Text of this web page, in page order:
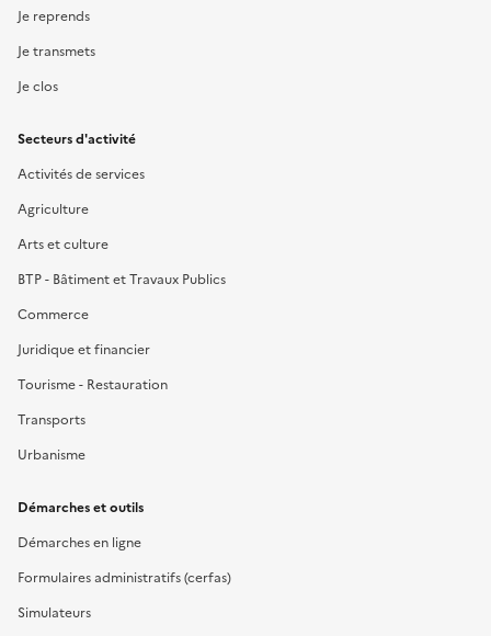
Je reprends
Je transmets
Je clos
Secteurs d'activité
Activités de services
Agriculture
Arts et culture
BTP - Bâtiment et Travaux Publics
Commerce
Juridique et financier
Tourisme - Restauration
Transports
Urbanisme
Démarches et outils
Démarches en ligne
Formulaires administratifs (cerfas)
Simulateurs